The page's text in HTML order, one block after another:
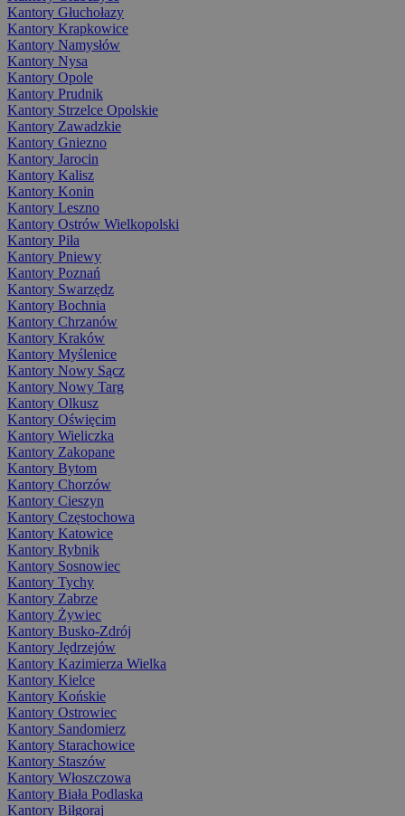
Kantory Głuchołazy
Kantory Krapkowice
Kantory Namysłów
Kantory Nysa
Kantory Opole
Kantory Prudnik
Kantory Strzelce Opolskie
Kantory Zawadzkie
Kantory Gniezno
Kantory Jarocin
Kantory Kalisz
Kantory Konin
Kantory Leszno
Kantory Ostrów Wielkopolski
Kantory Piła
Kantory Pniewy
Kantory Poznań
Kantory Swarzędz
Kantory Bochnia
Kantory Chrzanów
Kantory Kraków
Kantory Myślenice
Kantory Nowy Sącz
Kantory Nowy Targ
Kantory Olkusz
Kantory Oświęcim
Kantory Wieliczka
Kantory Zakopane
Kantory Bytom
Kantory Chorzów
Kantory Cieszyn
Kantory Częstochowa
Kantory Katowice
Kantory Rybnik
Kantory Sosnowiec
Kantory Tychy
Kantory Zabrze
Kantory Żywiec
Kantory Busko-Zdrój
Kantory Jędrzejów
Kantory Kazimierza Wielka
Kantory Kielce
Kantory Końskie
Kantory Ostrowiec
Kantory Sandomierz
Kantory Starachowice
Kantory Staszów
Kantory Włoszczowa
Kantory Biała Podlaska
Kantory Biłgoraj